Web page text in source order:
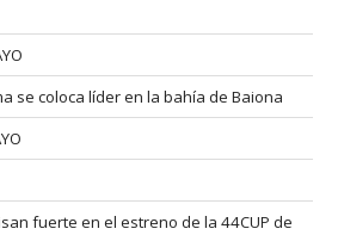
se coloca líder en la bahía de Baiona
fuerte en el estreno de la 44CUP de